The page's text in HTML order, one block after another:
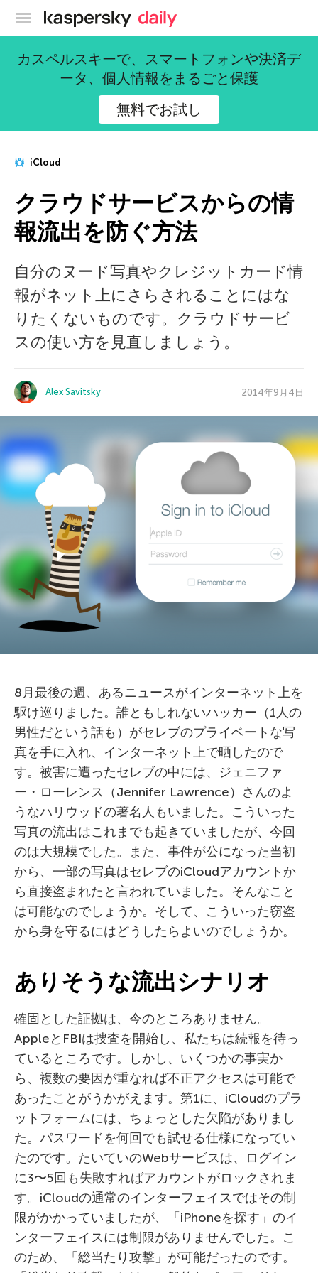
カスペルスキー公式ブログ
カスペルスキーで、スマートフォンや決済デ
ータ、個人情報をまるごと保護
無料でお試し
iCloud
クラウドサービスからの情
報流出を防ぐ方法
自分のヌード写真やクレジットカード情
報がネット上にさらされることにはな
りたくないものです。クラウドサービ
スの使い方を見直しましょう。
Alex Savitsky 2014年9月4日
8月最後の週、あるニュースがインターネット上を
駆け巡りました。誰ともしれないハッカー（1人の
男性だという話も）がセレブのプライベートな写
真を手に入れ、インターネット上で晒したので
す。被害に遭ったセレブの中には、ジェニファ
ー・ローレンス（Jennifer Lawrence）さんのよ
うなハリウッドの著名人もいました。こういった
写真の流出はこれまでも起きていましたが、今回
のは大規模でした。また、事件が公になった当初
から、一部の写真はセレブのiCloudアカウントか
ら直接盗まれたと言われていました。そんなこと
は可能なのでしょうか。そして、こういった窃盗
から身を守るにはどうしたらよいのでしょうか。
ありそうな流出シナリオ
確固とした証拠は、今のところありません。
AppleとFBIは捜査を開始し、私たちは続報を待っ
ているところです。しかし、いくつかの事実か
ら、複数の要因が重なれば不正アクセスは可能で
あったことがうかがえます。第1に、iCloudのプラ
ットフォームには、ちょっとした欠陥がありまし
た。パスワードを何回でも試せる仕様になってい
たのです。たいていのWebサービスは、ログイン
に3〜5回も失敗すればアカウントがロックされま
す。iCloudの通常のインターフェイスではその制
限がかかっていましたが、「iPhoneを探す」のイ
ンターフェイスには制限がありませんでした。こ
のため、「総当たり攻撃」が可能だったのです。